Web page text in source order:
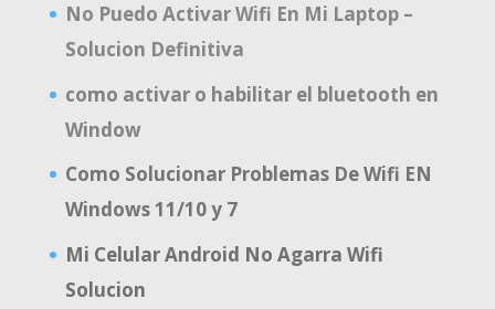
No Puedo Activar Wifi En Mi Laptop –
Solucion Definitiva
como activar o habilitar el bluetooth en
Window
Como Solucionar Problemas De Wifi EN
Windows 11/10 y 7
Mi Celular Android No Agarra Wifi
Solucion